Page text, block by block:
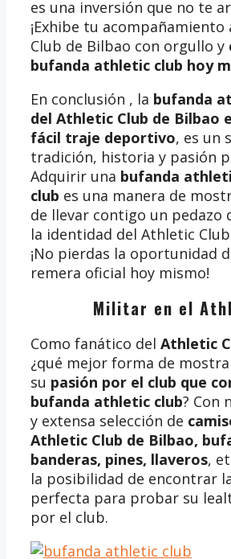
es una inversión que no te
¡Exhibe tu
Club de Bilbao con orgullo y
bufanda athletic club hoy
En conclusión , la bufanda
del Athletic Club de Bilbao
fácil traje deportivo, es un
tradición, historia y pasión
Adquirir una bufanda
club es una manera de
de llevar contigo un pedazo
la identidad del Athletic
¡No pierdas la oportunidad
remera oficial hoy mismo!
Militar en el
Como fanático del Athletic
¿qué mejor forma de
su pasión por el club que
bufanda athletic club? Con
y extensa selección de
Athletic Club de Bilbao,
banderas, pines, llaveros,
la posibilidad de encontrar
perfecta para probar su
por el club.